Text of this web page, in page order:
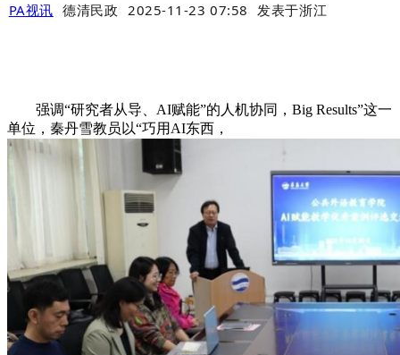
PA视讯 德清民政 2025-11-23 07:58 发表于浙江
强调“研究者从导、AI赋能”的人机协同，Big Results”这一
单位，秦丹雪教员以“巧用AI东西，